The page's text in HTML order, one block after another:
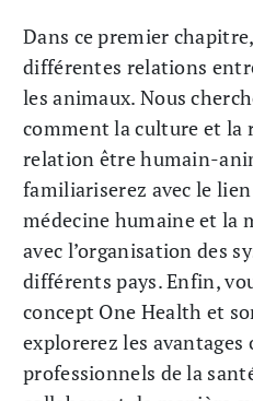
Dans ce premier
différentes relations
les animaux. Nous
comment la culture et la
relation être humain-
familiariserez avec le
médecine humaine et la
avec l’organisation des
différents pays. Enfin,
concept One Health et
explorerez les avantages
professionnels de la